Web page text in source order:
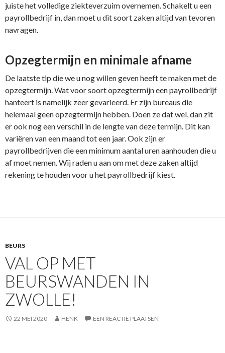
juiste het volledige ziekteverzuim overnemen. Schakelt u een
payrollbedrijf in, dan moet u dit soort zaken altijd van tevoren
navragen.
Opzegtermijn en minimale afname
De laatste tip die we u nog willen geven heeft te maken met de
opzegtermijn. Wat voor soort opzegtermijn een payrollbedrijf
hanteert is namelijk zeer gevarieerd. Er zijn bureaus die
helemaal geen opzegtermijn hebben. Doen ze dat wel, dan zit
er ook nog een verschil in de lengte van deze termijn. Dit kan
variëren van een maand tot een jaar. Ook zijn er
payrollbedrijven die een minimum aantal uren aanhouden die u
af moet nemen. Wij raden u aan om met deze zaken altijd
rekening te houden voor u het payrollbedrijf kiest.
BEURS
VAL OP MET
BEURSWANDEN IN
ZWOLLE!
22 MEI 2020 HENK EEN REACTIE PLAATSEN